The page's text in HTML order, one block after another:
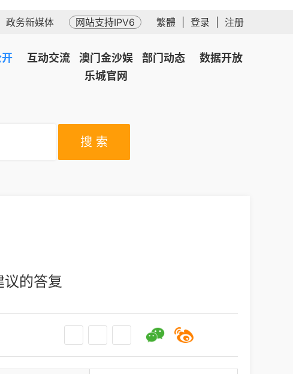
政务新媒体 网站支持IPV6 繁體 登录 注册
互动交流
澳门金沙娱
乐城官网
部门动态 数据开放
搜 索
的答复